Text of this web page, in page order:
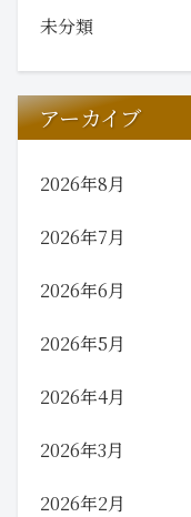
未分類
アーカイブ
2026年8月
2026年7月
2026年6月
2026年5月
2026年4月
2026年3月
2026年2月